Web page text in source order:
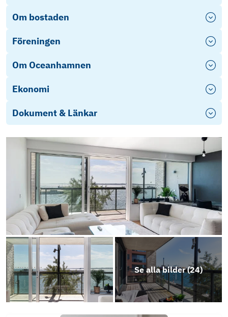
Om bostaden
Föreningen
Om Oceanhamnen
Ekonomi
Dokument & Länkar
Objektsbeskrivning
Se alla bilder (24)